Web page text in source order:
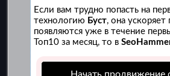
Если вам трудно попасть на
технологию Буст, она
появляются уже в течение
Топ10 за месяц, то в